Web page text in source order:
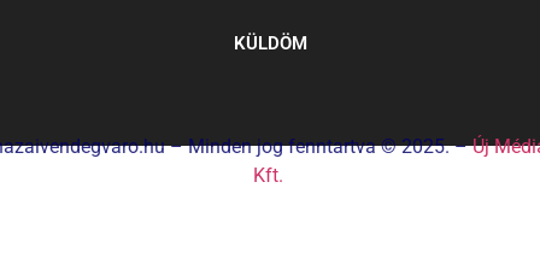
KÜLDÖM
– Minden jog fenntartva © 2025. –Új
Kft.